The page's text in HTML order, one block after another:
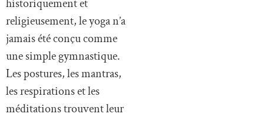
historiquement et
religieusement, le yoga n’a
jamais été conçu comme
une simple gymnastique.
Les postures, les mantras,
les respirations et les
méditations trouvent leur